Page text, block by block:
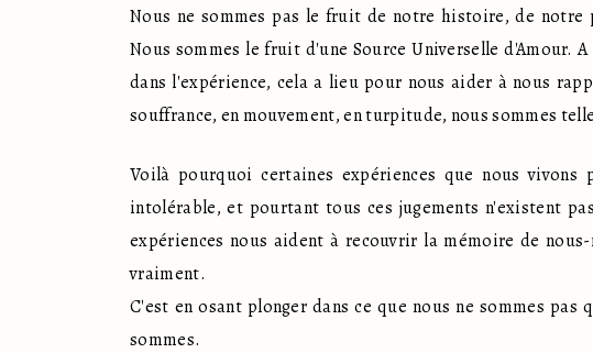
Nous ne sommes pas le fruit de notre histoire, de notre
Nous sommes le fruit d'une Source Universelle d'Amour.
dans l'expérience, cela a lieu pour nous aider à nous
souffrance, en mouvement, en turpitude, nous sommes
Voilà pourquoi certaines expériences que nous
intolérable, et pourtant tous ces jugements n'existent
expériences nous aident à recouvrir la mémoire de
vraiment.
C'est en osant plonger dans ce que nous ne sommes pas
sommes.